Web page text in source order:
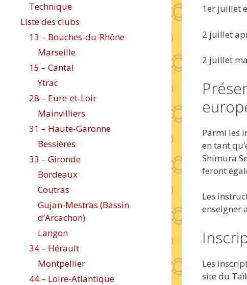
1er juillet
2 juillet
2 juillet
Parmi les
en tant
Shimura
feront
Les
enseigner
Les
site du
Technique
Liste des clubs
13 – Bouches-du-Rhône
Marseille
15 – Cantal
Ytrac
28 – Eure-et-Loir
Mainvilliers
31 – Haute-Garonne
Bessières
33 – Gironde
Bordeaux
Coutras
Gujan-Mestras (Bassin
d’Arcachon)
Langon
34 – Hérault
Montpellier
44 – Loire-Atlantique